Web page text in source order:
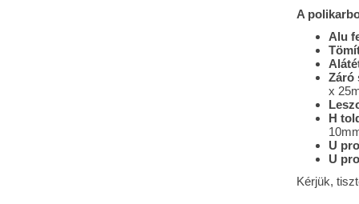
A
Alu
Záró
x
H
U
U
Kérjük,